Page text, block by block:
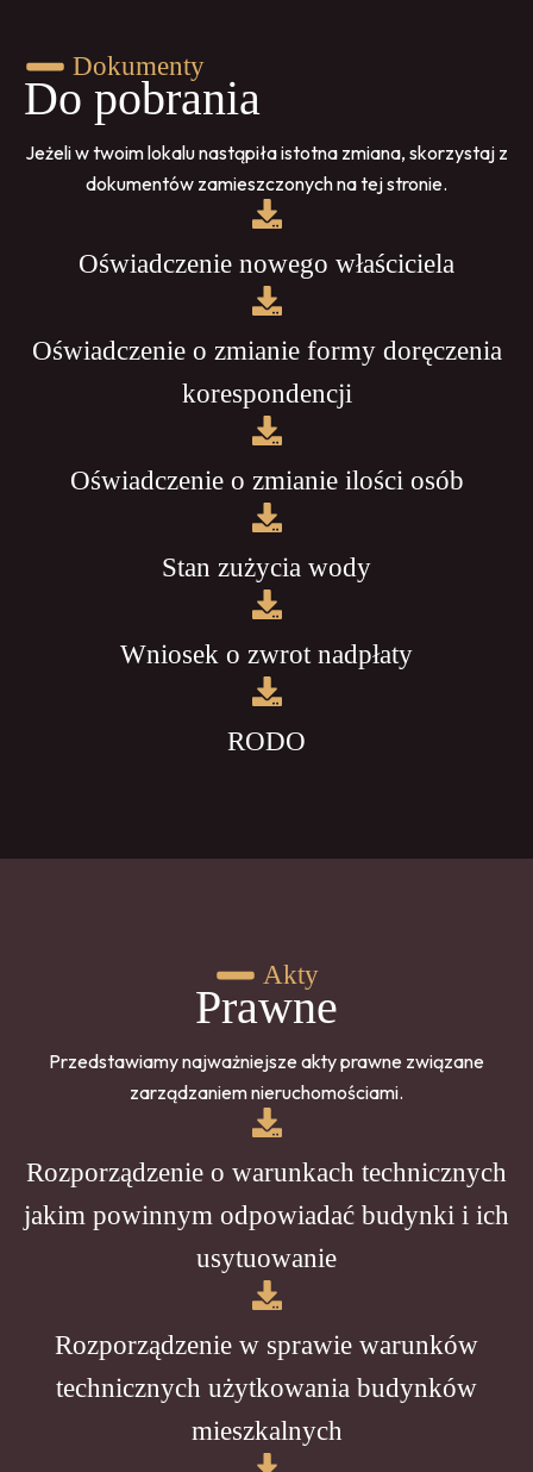
Dokumenty
Do pobrania
Jeżeli w twoim lokalu nastąpiła istotna zmiana, skorzystaj z
dokumentów zamieszczonych na tej stronie.
Oświadczenie nowego właściciela
Oświadczenie o zmianie formy doręczenia
korespondencji
Oświadczenie o zmianie ilości osób
Stan zużycia wody
Wniosek o zwrot nadpłaty
RODO
Rozporządzenie o warunkach technicznych
jakim powinnym odpowiadać budynki i ich
usytuowanie
Rozporządzenie w sprawie warunków
technicznych użytkowania budynków
mieszkalnych
Akty
Prawne
Przedstawiamy najważniejsze akty prawne związane
zarządzaniem nieruchomościami.